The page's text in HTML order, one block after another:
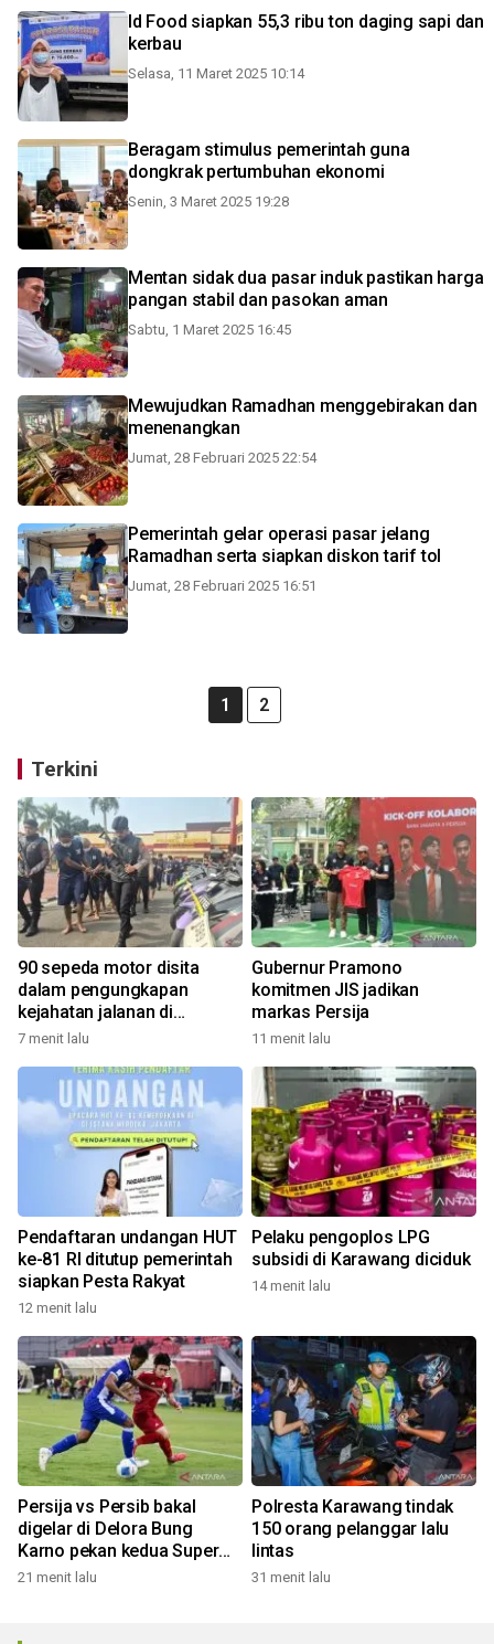
Id Food siapkan 55,3 ribu ton daging sapi dan
kerbau
Selasa, 11 Maret 2025 10:14
Beragam stimulus pemerintah guna
dongkrak pertumbuhan ekonomi
Senin, 3 Maret 2025 19:28
Mentan sidak dua pasar induk pastikan harga
pangan stabil dan pasokan aman
Sabtu, 1 Maret 2025 16:45
Mewujudkan Ramadhan menggebirakan dan
menenangkan
Jumat, 28 Februari 2025 22:54
Pemerintah gelar operasi pasar jelang
Ramadhan serta siapkan diskon tarif tol
Jumat, 28 Februari 2025 16:51
1 2
Terkini
90 sepeda motor disita
dalam pengungkapan
kejahatan jalanan di
Bandung
7 menit lalu
Gubernur Pramono
komitmen JIS jadikan
markas Persija
11 menit lalu
Pendaftaran undangan HUT
ke-81 RI ditutup pemerintah
siapkan Pesta Rakyat
12 menit lalu
Pelaku pengoplos LPG
subsidi di Karawang diciduk
14 menit lalu
Persija vs Persib bakal
digelar di Delora Bung
Karno pekan kedua Super
League
21 menit lalu
Polresta Karawang tindak
150 orang pelanggar lalu
lintas
31 menit lalu